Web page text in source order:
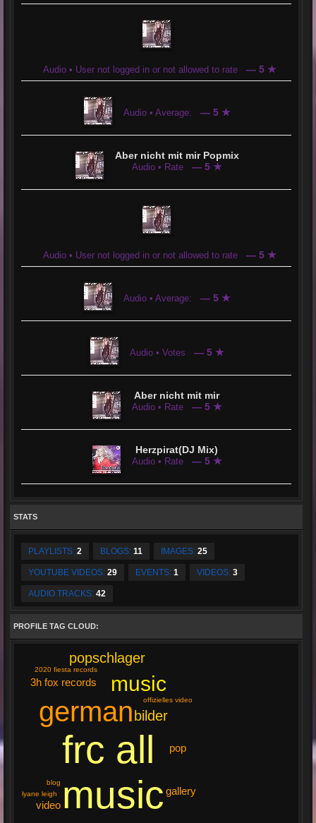
Audio • User not logged in or not allowed to rate — 5 ★
Audio • Average: — 5 ★
Aber nicht mit mir Popmix
Audio • Rate — 5 ★
Audio • User not logged in or not allowed to rate — 5 ★
Audio • Average: — 5 ★
Audio • Votes — 5 ★
Aber nicht mit mir
Audio • Rate — 5 ★
Herzpirat(DJ Mix)
Audio • Rate — 5 ★
STATS
PLAYLISTS: 2 BLOGS: 11 IMAGES: 25
YOUTUBE VIDEOS: 29 EVENTS: 1 VIDEOS: 3
AUDIO TRACKS: 42
PROFILE TAG CLOUD:
frc all
music
german
music
popschlager
bilder
3h fox records
pop
gallery
video
lyane leigh
2020 fiesta records
offizielles video
blog